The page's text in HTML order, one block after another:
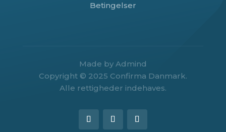
Betingelser
Made by Admind
Copyright © 2025 Confirma Danmark.
Alle rettigheder indehaves.